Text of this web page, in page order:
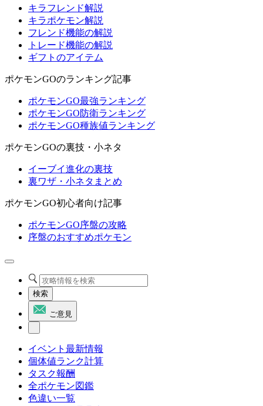
キラフレンド解説
キラポケモン解説
フレンド機能の解説
トレード機能の解説
ギフトのアイテム
ポケモンGOのランキング記事
ポケモンGO最強ランキング
ポケモンGO防衛ランキング
ポケモンGO種族値ランキング
ポケモンGOの裏技・小ネタ
イーブイ進化の裏技
裏ワザ・小ネタまとめ
ポケモンGO初心者向け記事
ポケモンGO序盤の攻略
序盤のおすすめポケモン
検索
ご意見
イベント最新情報
個体値ランク計算
タスク報酬
全ポケモン図鑑
色違い一覧